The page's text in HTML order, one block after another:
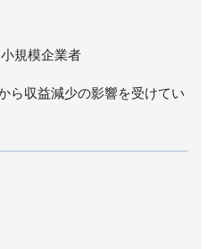
規模企業者
ら収益減少の影響を受けてい